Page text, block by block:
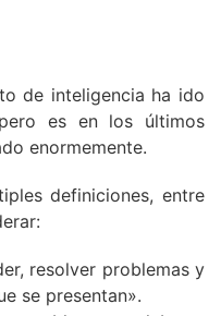
de inteligencia ha ido
es en los últimos
enormemente.
definiciones, entre
resolver problemas y
se presentan».